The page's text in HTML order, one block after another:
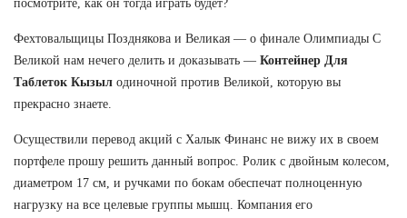
посмотрите, как он тогда играть будет?
Фехтовальщицы Позднякова и Великая — о финале Олимпиады С
Великой нам нечего делить и доказывать — Контейнер Для
Таблеток Кызыл одиночной против Великой, которую вы
прекрасно знаете.
Осуществили перевод акций с Халык Финанс не вижу их в своем
портфеле прошу решить данный вопрос. Ролик с двойным колесом,
диаметром 17 см, и ручками по бокам обеспечат полноценную
нагрузку на все целевые группы мышц. Компания его